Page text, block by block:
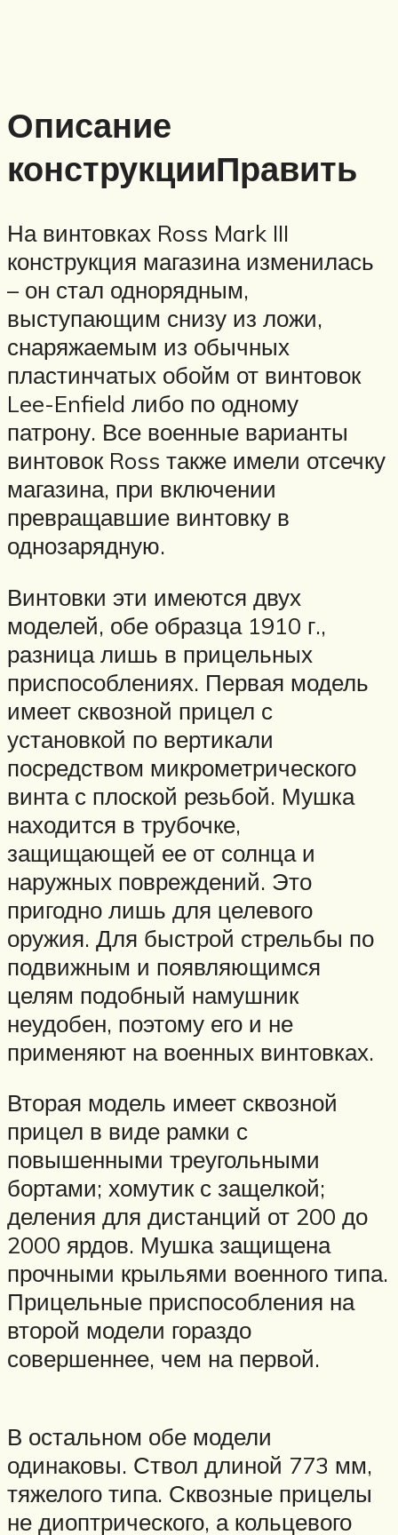
Описание
конструкцииПравить
На винтовках Ross Mark III
конструкция магазина изменилась
– он стал однорядным,
выступающим снизу из ложи,
снаряжаемым из обычных
пластинчатых обойм от винтовок
Lee-Enfield либо по одному
патрону. Все военные варианты
винтовок Ross также имели отсечку
магазина, при включении
превращавшие винтовку в
однозарядную.
Винтовки эти имеются двух
моделей, обе образца 1910 г.,
разница лишь в прицельных
приспособлениях. Первая модель
имеет сквозной прицел с
установкой по вертикали
посредством микрометрического
винта с плоской резьбой. Мушка
находится в трубочке,
защищающей ее от солнца и
наружных повреждений. Это
пригодно лишь для целевого
оружия. Для быстрой стрельбы по
подвижным и появляющимся
целям подобный намушник
неудобен, поэтому его и не
применяют на военных винтовках.
Вторая модель имеет сквозной
прицел в виде рамки с
повышенными треугольными
бортами; хомутик с защелкой;
деления для дистанций от 200 до
2000 ярдов. Мушка защищена
прочными крыльями военного типа.
Прицельные приспособления на
второй модели гораздо
совершеннее, чем на первой.
В остальном обе модели
одинаковы. Ствол длиной 773 мм,
тяжелого типа. Сквозные прицелы
не диоптрического, а кольцевого